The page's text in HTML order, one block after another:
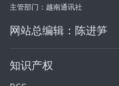
主管部门：越南通讯社
网站总编辑：陈进笋
知识产权